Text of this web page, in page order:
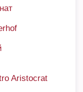
Aristocrat